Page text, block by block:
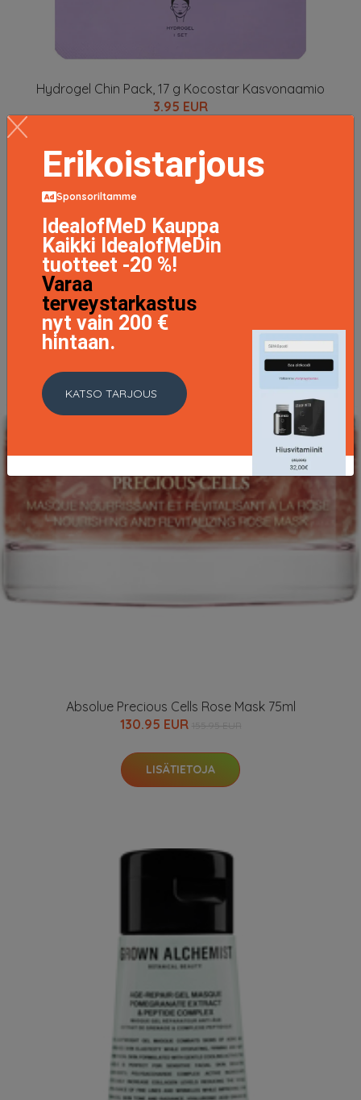
Hydrogel Chin Pack, 17 g Kocostar Kasvonaamio
3.95 EUR
LISÄTIETOJA
Absolue Precious Cells Rose Mask 75ml
130.95 EUR
LISÄTIETOJA
Erikoistarjous
Sponsoriltamme
IdealofMeD Kauppa
Kaikki IdealofMeDin
tuotteet -20 %!
Varaa
terveystarkastus
nyt vain 200 €
hintaan.
KATSO TARJOUS